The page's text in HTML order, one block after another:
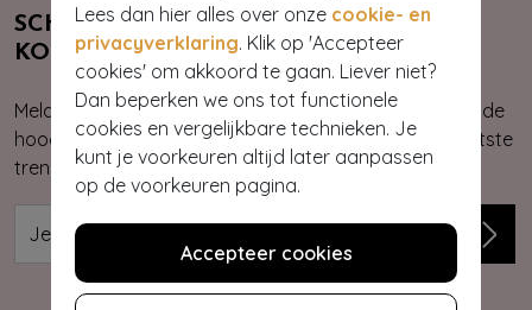
Lees dan hier alles over onze cookie- en
privacyverklaring. Klik op 'Accepteer
cookies' om akkoord te gaan. Liever niet?
Dan beperken we ons tot functionele
cookies en vergelijkbare technieken. Je
kunt je voorkeuren altijd later aanpassen
op de voorkeuren pagina.
Accepteer cookies
SCHRIJF JE NU IN & ONTVANG 10%
KORTING
Meld je aan voor onze nieuwsbrief. Zo ben je altijd op de
hoogte van onze nieuwste & exclusieve collecties, laatste
trends, kortingsacties en giveaways.